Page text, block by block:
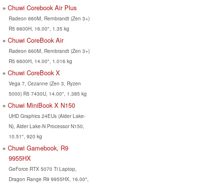
Chuwi Corebook Air Plus
Radeon 660M, Rembrandt (Zen 3+)
R5 6600H, 16.00", 1.35 kg
Chuwi CoreBook Air
Radeon 660M, Rembrandt (Zen 3+)
R5 6600H, 14.00", 1.016 kg
Chuwi CoreBook X
Vega 7, Cezanne (Zen 3, Ryzen
5000) R5 7430U, 14.00", 1.385 kg
Chuwi MiniBook X N150
UHD Graphics 24EUs (Alder Lake-
N), Alder Lake-N Processor N150,
10.51", 920 kg
Chuwi Gamebook, R9
9955HX
GeForce RTX 5070 Ti Laptop,
Dragon Range R9 9955HX, 16.00",